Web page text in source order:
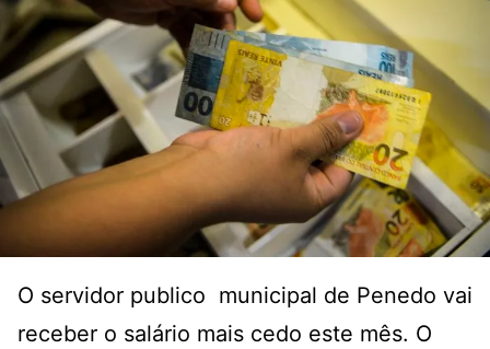
O servidor publico municipal de Penedo vai
receber o salário mais cedo este mês. O